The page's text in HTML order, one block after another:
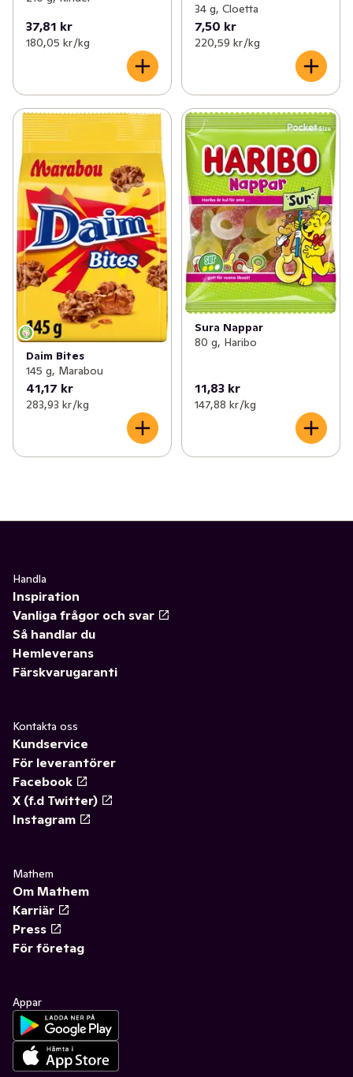
37,81 kr
180,05 kr /kg
34 g, Cloetta
7,50 kr
220,59 kr /kg
Daim Bites
145 g, Marabou
41,17 kr
283,93 kr /kg
Sura Nappar
80 g, Haribo
11,83 kr
147,88 kr /kg
Handla
Inspiration
Vanliga frågor och svar
Så handlar du
Hemleverans
Färskvarugaranti
Kontakta oss
Kundservice
För leverantörer
Facebook
X (f.d Twitter)
Instagram
Mathem
Om Mathem
Karriär
Press
För företag
Appar